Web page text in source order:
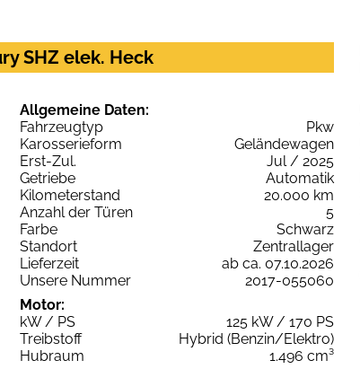
SHZ elek. Heck
Allgemeine Daten:
Fahrzeugtyp
Pkw
Karosserieform
Geländewagen
Erst-Zul.
Jul / 2025
Getriebe
Automatik
Kilometerstand
20.000 km
Anzahl der Türen
5
Farbe
Schwarz
Standort
Zentrallager
Lieferzeit
ab ca. 07.10.2026
Unsere Nummer
2017-055060
Motor:
kW / PS
125 kW / 170 PS
Treibstoff
Hybrid (Benzin/Elektro)
Hubraum
1.496 cm³